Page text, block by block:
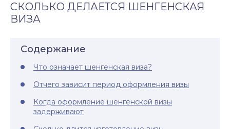
СКОЛЬКО ДЕЛАЕТСЯ ШЕНГЕНСКАЯ
ВИЗА
Содержание
Что означает шенгенская виза?
Отчего зависит период оформления визы
Когда оформление шенгенской визы
задерживают